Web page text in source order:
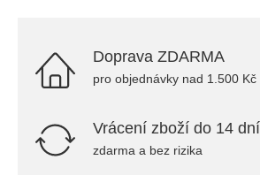
Doprava ZDARMA
pro objednávky nad 1.500 Kč
Vrácení zboží do 14 dní
zdarma a bez rizika